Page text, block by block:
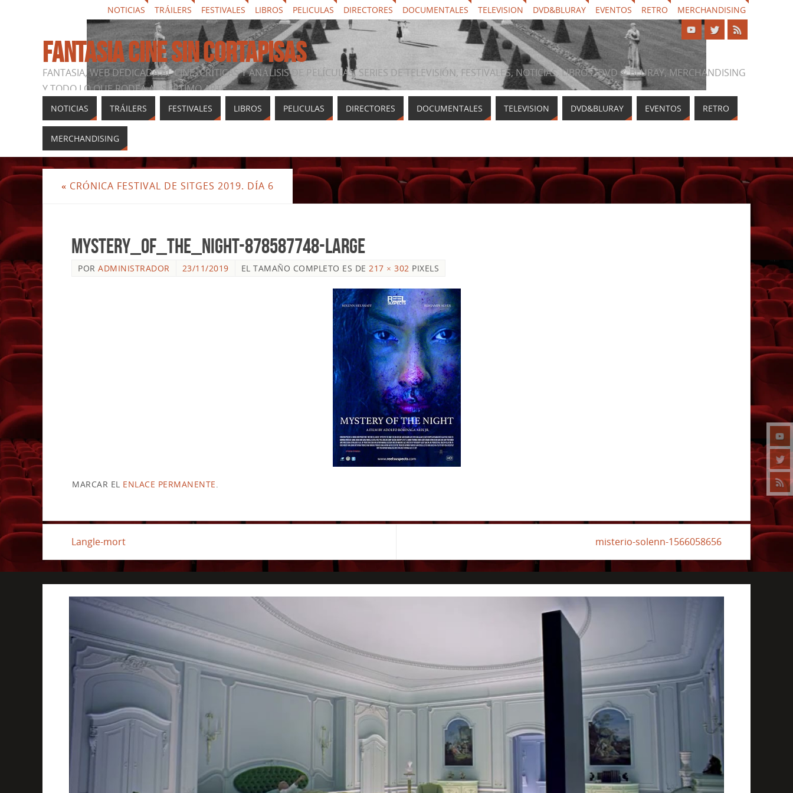
NOTICIAS TRÁILERS FESTIVALES LIBROS PELICULAS DIRECTORES DOCUMENTALES TELEVISION DVD&BLURAY EVENTOS RETRO MERCHANDISING
FANTASIA CINE SIN CORTAPISAS
FANTASIA, WEB DEDICADA AL CINE, CRÍTICAS Y ANÁLISIS DE PELÍCULAS, SERIES DE TELEVISIÓN, FESTIVALES, NOTICIAS, LIBROS, DVD & BLURAY, MERCHANDISING
Y TODO LO QUE RODEA AL SÉPTIMO ARTE
NOTICIAS TRÁILERS FESTIVALES LIBROS PELICULAS DIRECTORES DOCUMENTALES TELEVISION DVD&BLURAY EVENTOS RETRO
MERCHANDISING
« CRÓNICA FESTIVAL DE SITGES 2019. DÍA 6
mystery_of_the_night-878587748-large
POR ADMINISTRADOR 23/11/2019 EL TAMAÑO COMPLETO ES DE 217 × 302 PIXELS
MARCAR EL ENLACE PERMANENTE
Langle-mort misterio-solenn-1566058656